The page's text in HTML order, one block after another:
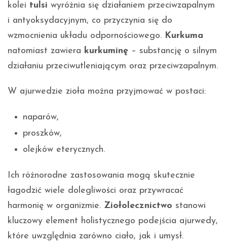
kolei tulsi wyróżnia się działaniem przeciwzapalnym
i antyoksydacyjnym, co przyczynia się do
wzmocnienia układu odpornościowego. Kurkuma
natomiast zawiera kurkuminę – substancję o silnym
działaniu przeciwutleniającym oraz przeciwzapalnym.
W ajurwedzie zioła można przyjmować w postaci:
naparów,
proszków,
olejków eterycznych.
Ich różnorodne zastosowania mogą skutecznie
łagodzić wiele dolegliwości oraz przywracać
harmonię w organizmie. Ziołolecznictwo stanowi
kluczowy element holistycznego podejścia ajurwedy,
które uwzględnia zarówno ciało, jak i umysł.